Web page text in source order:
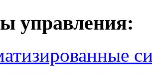
управления: